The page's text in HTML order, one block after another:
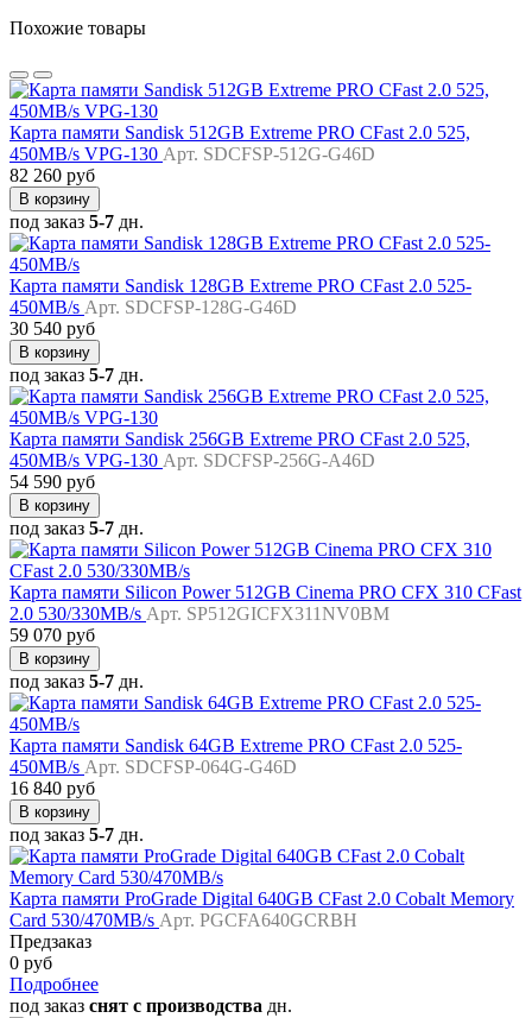
Похожие товары
Карта памяти Sandisk 512GB Extreme PRO CFast 2.0 525,
450MB/s VPG-130 Арт. SDCFSP-512G-G46D
82 260 руб
В корзину
под заказ 5-7 дн.
Карта памяти Sandisk 128GB Extreme PRO CFast 2.0 525-
450MB/s Арт. SDCFSP-128G-G46D
30 540 руб
В корзину
под заказ 5-7 дн.
Карта памяти Sandisk 256GB Extreme PRO CFast 2.0 525,
450MB/s VPG-130 Арт. SDCFSP-256G-A46D
54 590 руб
В корзину
под заказ 5-7 дн.
Карта памяти Silicon Power 512GB Cinema PRO CFX 310 CFast
2.0 530/330MB/s Арт. SP512GICFX311NV0BM
59 070 руб
В корзину
под заказ 5-7 дн.
Карта памяти Sandisk 64GB Extreme PRO CFast 2.0 525-
450MB/s Арт. SDCFSP-064G-G46D
16 840 руб
В корзину
под заказ 5-7 дн.
Карта памяти ProGrade Digital 640GB CFast 2.0 Cobalt Memory
Card 530/470MB/s Арт. PGCFA640GCRBH
Предзаказ
0 руб
Подробнее
под заказ снят с производства дн.